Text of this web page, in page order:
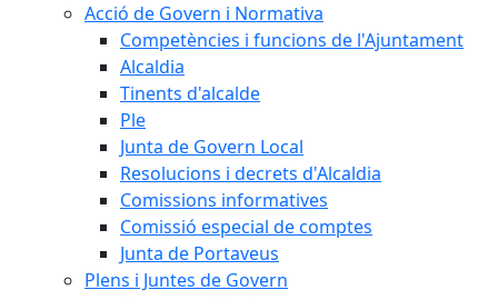
Acció de Govern i Normativa
Competències i funcions de l'Ajuntament
Alcaldia
Tinents d'alcalde
Ple
Junta de Govern Local
Resolucions i decrets d'Alcaldia
Comissions informatives
Comissió especial de comptes
Junta de Portaveus
Plens i Juntes de Govern